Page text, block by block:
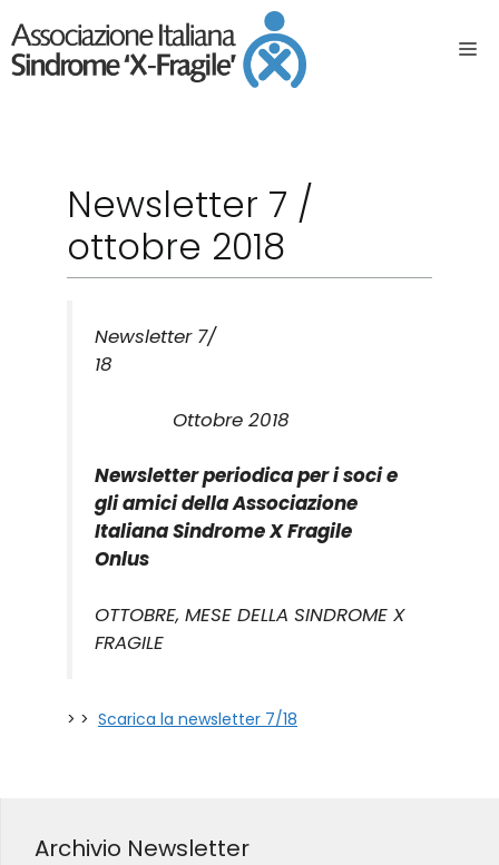
Newsletter 7 /
ottobre 2018
Newsletter 7/
18
Ottobre 2018
Newsletter periodica per i soci e
gli amici della Associazione
Italiana Sindrome X Fragile
Onlus
OTTOBRE, MESE DELLA SINDROME X
FRAGILE
> > Scarica la newsletter 7/18
Archivio Newsletter